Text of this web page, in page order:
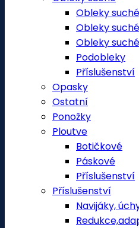
Obleky
Obleky
Obleky
Podobleky
Příslušenství
Opasky
Ostatní
Ponožky
Ploutve
Botičkové
Páskové
Příslušenství
Příslušenství
Navijáky,